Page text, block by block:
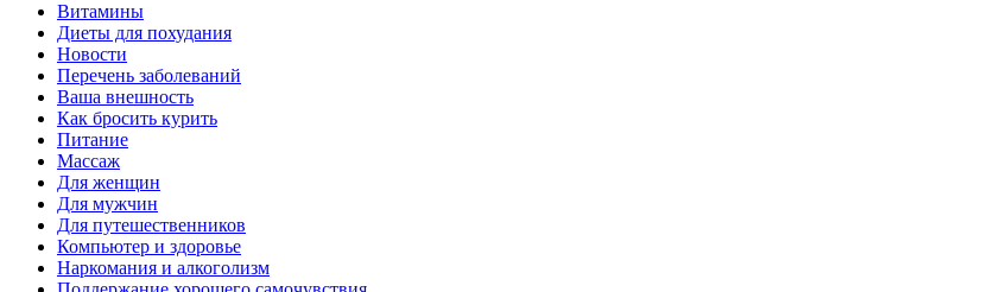
Витамины
Диеты для похудания
Новости
Перечень заболеваний
Ваша внешность
Как бросить курить
Питание
Массаж
Для женщин
Для мужчин
Для путешественников
Компьютер и здоровье
Наркомания и алкоголизм